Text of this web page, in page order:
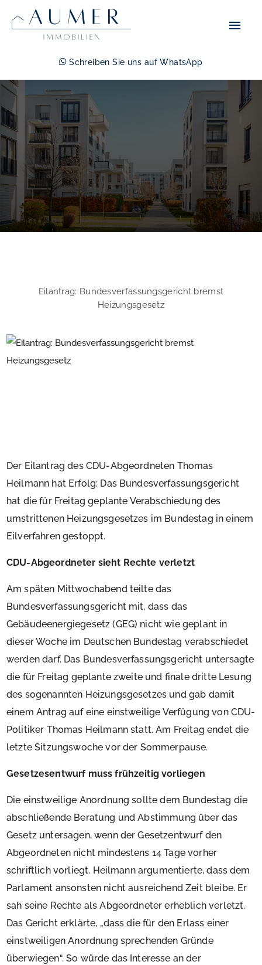
Schreiben Sie uns auf WhatsApp
Eilantrag: Bundesverfassungsgericht bremst
Heizungsgesetz
Der Eilantrag des CDU-Abgeordneten Thomas
Heilmann hat Erfolg: Das Bundesverfassungsgericht
hat die für Freitag geplante Verabschiedung des
umstrittenen Heizungsgesetzes im Bundestag in einem
Eilverfahren gestoppt.
CDU-Abgeordneter sieht Rechte verletzt
Am späten Mittwochabend teilte das
Bundesverfassungsgericht mit, dass das
Gebäudeenergiegesetz (GEG) nicht wie geplant in
dieser Woche im Deutschen Bundestag verabschiedet
werden darf. Das Bundesverfassungsgericht untersagte
die für Freitag geplante zweite und finale dritte Lesung
des sogenannten Heizungsgesetzes und gab damit
einem Antrag auf eine einstweilige Verfügung von CDU-
Politiker Thomas Heilmann statt. Am Freitag endet die
letzte Sitzungswoche vor der Sommerpause.
Gesetzesentwurf muss frühzeitig vorliegen
Die einstweilige Anordnung sollte dem Bundestag die
abschließende Beratung und Abstimmung über das
Gesetz untersagen, wenn der Gesetzentwurf den
Abgeordneten nicht mindestens 14 Tage vorher
schriftlich vorliegt. Heilmann argumentierte, dass dem
Parlament ansonsten nicht ausreichend Zeit bleibe. Er
sah seine Rechte als Abgeordneter erheblich verletzt.
Das Gericht erklärte, „dass die für den Erlass einer
einstweiligen Anordnung sprechenden Gründe
überwiegen“. So würde das Interesse an der